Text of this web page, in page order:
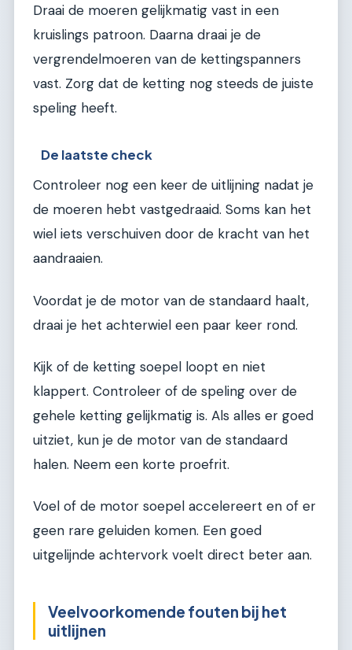
Draai de moeren gelijkmatig vast in een
kruislings patroon. Daarna draai je de
vergrendelmoeren van de kettingspanners
vast. Zorg dat de ketting nog steeds de juiste
speling heeft.
De laatste check
Controleer nog een keer de uitlijning nadat je
de moeren hebt vastgedraaid. Soms kan het
wiel iets verschuiven door de kracht van het
aandraaien.
Voordat je de motor van de standaard haalt,
draai je het achterwiel een paar keer rond.
Kijk of de ketting soepel loopt en niet
klappert. Controleer of de speling over de
gehele ketting gelijkmatig is. Als alles er goed
uitziet, kun je de motor van de standaard
halen. Neem een korte proefrit.
Voel of de motor soepel accelereert en of er
geen rare geluiden komen. Een goed
uitgelijnde achtervork voelt direct beter aan.
Veelvoorkomende fouten bij het
uitlijnen